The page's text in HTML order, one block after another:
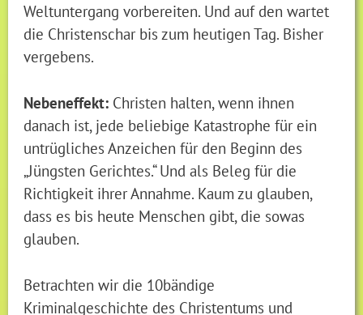
Weltuntergang vorbereiten. Und auf den wartet
die Christenschar bis zum heutigen Tag. Bisher
vergebens.
Nebeneffekt: Christen halten, wenn ihnen
danach ist, jede beliebige Katastrophe für ein
untrügliches Anzeichen für den Beginn des
„Jüngsten Gerichtes.“ Und als Beleg für die
Richtigkeit ihrer Annahme. Kaum zu glauben,
dass es bis heute Menschen gibt, die sowas
glauben.
Betrachten wir die 10bändige
Kriminalgeschichte des Christentums und